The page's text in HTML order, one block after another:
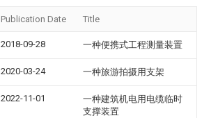
Publication Date Title
2018-09-28 一种便携式工程测量装置
2020-03-24 一种旅游拍摄用支架
2022-11-01
一种建筑机电用电缆临时
支撑装置